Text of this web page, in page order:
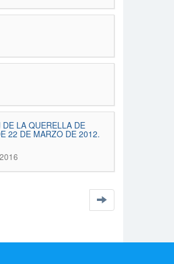
LA QUERELLA DE
22 DE MARZO DE 2012.